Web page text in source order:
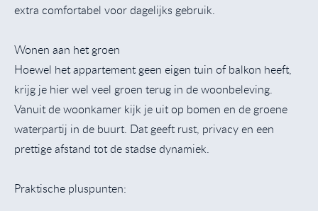
extra comfortabel voor dagelijks gebruik.
Wonen aan het groen
Hoewel het appartement geen eigen tuin of balkon heeft,
krijg je hier wel veel groen terug in de woonbeleving.
Vanuit de woonkamer kijk je uit op bomen en de groene
waterpartij in de buurt. Dat geeft rust, privacy en een
prettige afstand tot de stadse dynamiek.
Praktische pluspunten: